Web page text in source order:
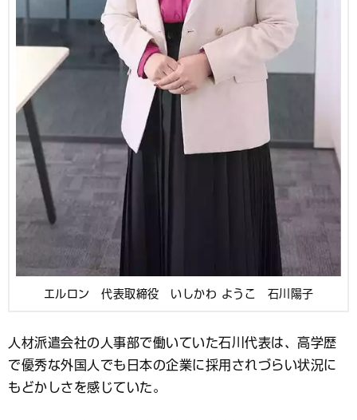
エルロン 代表取締役 いしかわ ようこ 石川陽子
人材派遣会社の人事部で働いていた石川代表は、高学歴
で優秀な外国人でも日本の企業に採用されづらい状況に
もどかしさを感じていた。